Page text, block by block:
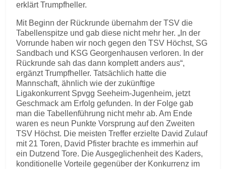
erklärt Trumpfheller.
Mit Beginn der Rückrunde übernahm der TSV die
Tabellenspitze und gab diese nicht mehr her. „In der
Vorrunde haben wir noch gegen den TSV Höchst, SG
Sandbach und KSG Georgenhausen verloren. In der
Rückrunde sah das dann komplett anders aus“,
ergänzt Trumpfheller. Tatsächlich hatte die
Mannschaft, ähnlich wie der zukünftige
Ligakonkurrent Spvgg Seeheim-Jugenheim, jetzt
Geschmack am Erfolg gefunden. In der Folge gab
man die Tabellenführung nicht mehr ab. Am Ende
waren es neun Punkte Vorsprung auf den Zweiten
TSV Höchst. Die meisten Treffer erzielte David Zulauf
mit 21 Toren, David Pfister brachte es immerhin auf
ein Dutzend Tore. Die Ausgeglichenheit des Kaders,
konditionelle Vorteile gegenüber der Konkurrenz im